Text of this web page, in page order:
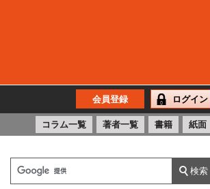
会員登録 ログイン
コラム一覧 著者一覧 書籍 紙面